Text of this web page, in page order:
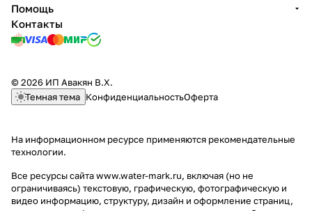
Помощь
Контакты
© 2026 ИП Авакян В.Х.
Темная тема КонфиденциальностьОферта
На информационном ресурсе применяются рекомендательные
технологии.
Все ресурсы сайта www.water-mark.ru, включая (но не
ограничиваясь) текстовую, графическую, фотографическую и
видео информацию, структуру, дизайн и оформление страниц,